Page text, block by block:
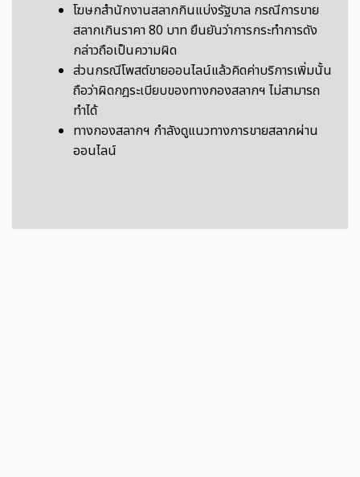
โฆษกสำนักงานสลากกินแบ่งรัฐบาล กรณีการขาย
สลากเกินราคา 80 บาท ยืนยันว่าการกระทำการดัง
กล่าวถือเป็นความผิด
ส่วนกรณีโพสต์ขายออนไลน์แล้วคิดค่าบริการเพิ่มนั้น
ถือว่าผิดกฎระเบียบของทางกองสลากฯ ไม่สามารถ
ทำได้
ทางกองสลากฯ กำลังดูแนวทางการขายสลากผ่าน
ออนไลน์